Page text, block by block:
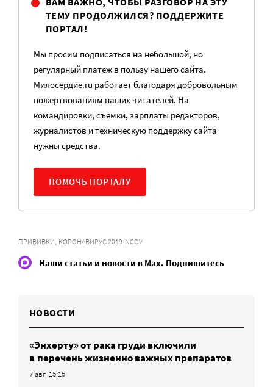
ТЕМУ ПРОДОЛЖИЛСЯ? ПОДДЕРЖИТЕ
ПОРТАЛ!
Мы просим подписаться на небольшой, но
регулярный платеж в пользу нашего сайта.
Милосердие.ru работает благодаря добровольным
пожертвованиям наших читателей. На
командировки, съемки, зарплаты редакторов,
журналистов и техническую поддержку сайта
нужны средства.
ПОМОЧЬ ПОРТАЛУ
ПРИВИВКИ, КОРОНАВИРУС 2019-NCOV
Наши статьи и новости в Max. Подпишитесь
НОВОСТИ
«Энхерту» от рака груди включили
в перечень жизненно важных препаратов
7 авг, 15:15